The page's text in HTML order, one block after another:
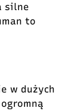
silne
to
w dużych